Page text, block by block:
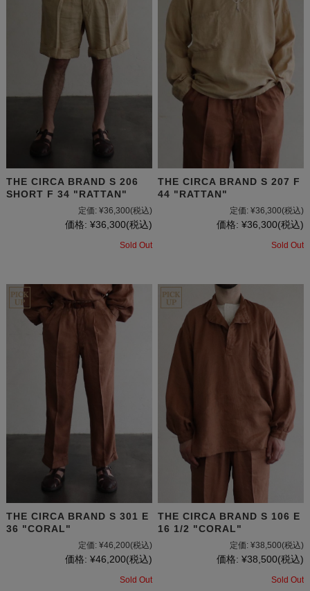
THE CIRCA BRAND S 206
SHORT F 34 "RATTAN"
定価: ¥36,300(税込)
価格: ¥36,300(税込)
Sold Out
THE CIRCA BRAND S 207 F
44 "RATTAN"
定価: ¥36,300(税込)
価格: ¥36,300(税込)
Sold Out
THE CIRCA BRAND S 301 E
36 "CORAL"
定価: ¥46,200(税込)
価格: ¥46,200(税込)
Sold Out
THE CIRCA BRAND S 106 E
16 1/2 "CORAL"
定価: ¥38,500(税込)
価格: ¥38,500(税込)
Sold Out